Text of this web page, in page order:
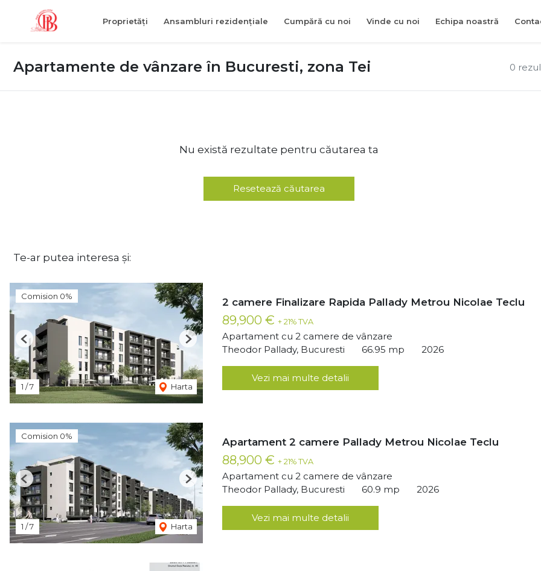
Proprietăți Ansambluri rezidențiale Cumpără cu noi Vinde cu noi Echipa noastră
0
Apartamente de vânzare în Bucuresti, zona Tei
Nu există rezultate pentru căutarea ta
Resetează căutarea
Te-ar putea interesa și:
Comision 0%
1 /7 Harta
Previous Next
2 camere Finalizare Rapida Pallady Metrou Nicolae Teclu
89,900 € + 21% TVA
Apartament cu 2 camere de vânzare
Theodor Pallady, Bucuresti
66.95 mp 2026
Vezi mai multe detalii
Comision 0%
1 /7 Harta
Previous Next
Apartament 2 camere Pallady Metrou Nicolae Teclu
88,900 € + 21% TVA
Apartament cu 2 camere de vânzare
Theodor Pallady, Bucuresti
60.9 mp 2026
Vezi mai multe detalii